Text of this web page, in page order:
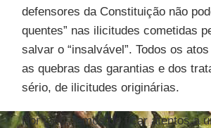
defensores da Constituição não
quentes” nas ilicitudes cometidas
salvar o “insalvável”. Todos os
as quebras das garantias e dos
sério, de ilicitudes originárias.
Por isso, temos de ficar atentos a